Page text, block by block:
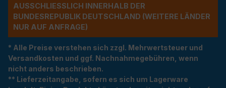
USSCHLIESSLICH INNERHALB DER BU
NDESREPUBLIK DEUTSCHLAND (WEITERE LÄNDER NU
R AUF ANFRAGE)
* Alle Preise verstehen sich zzgl. Mehrwertsteuer und
Versandkosten und ggf. Nachnahmegebühren, wenn
nicht anders beschrieben.
** Lieferzeitangabe, sofern es sich um Lagerware